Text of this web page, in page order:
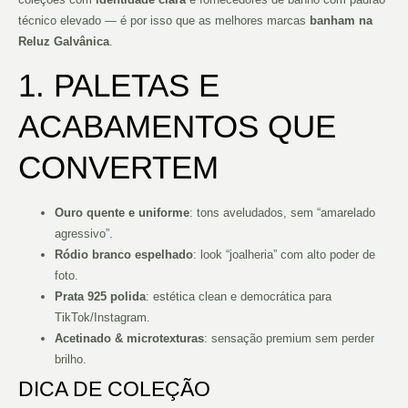
técnico elevado — é por isso que as melhores marcas banham na
Reluz Galvânica
1. PALETAS E
ACABAMENTOS QUE
CONVERTEM
Ouro quente e uniforme: tons aveludados, sem “amarelado
agressivo”.
Ródio branco espelhado: look “joalheria” com alto poder de
foto.
Prata 925 polida: estética clean e democrática para
TikTok/Instagram.
Acetinado & microtexturas: sensação premium sem perder
brilho.
DICA DE COLEÇÃO